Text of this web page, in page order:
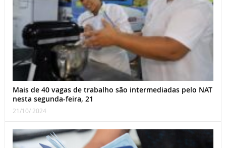
Mais de 40 vagas de trabalho são intermediadas pelo NAT
nesta segunda-feira, 21
21/10/ 2024